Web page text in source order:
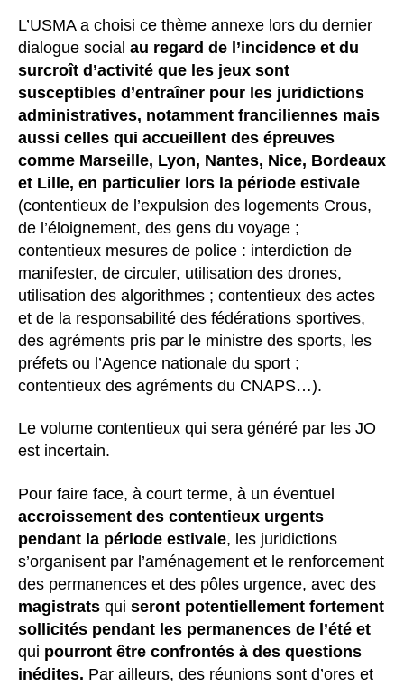
L’USMA a choisi ce thème annexe lors du dernier
dialogue social au regard de l’incidence et du
surcroît d’activité que les jeux sont
susceptibles d’entraîner pour les juridictions
administratives, notamment franciliennes mais
aussi celles qui accueillent des épreuves
comme Marseille, Lyon, Nantes, Nice, Bordeaux
et Lille, en particulier lors la période estivale
(contentieux de l’expulsion des logements Crous,
de l’éloignement, des gens du voyage ;
contentieux mesures de police : interdiction de
manifester, de circuler, utilisation des drones,
utilisation des algorithmes ; contentieux des actes
et de la responsabilité des fédérations sportives,
des agréments pris par le ministre des sports, les
préfets ou l’Agence nationale du sport ;
contentieux des agréments du CNAPS…).
Le volume contentieux qui sera généré par les JO
est incertain.
Pour faire face, à court terme, à un éventuel
accroissement des contentieux urgents
pendant la période estivale, les juridictions
s’organisent par l’aménagement et le renforcement
des permanences et des pôles urgence, avec des
magistrats qui seront potentiellement fortement
sollicités pendant les permanences de l’été et
qui pourront être confrontés à des questions
inédites. Par ailleurs, des réunions sont d’ores et